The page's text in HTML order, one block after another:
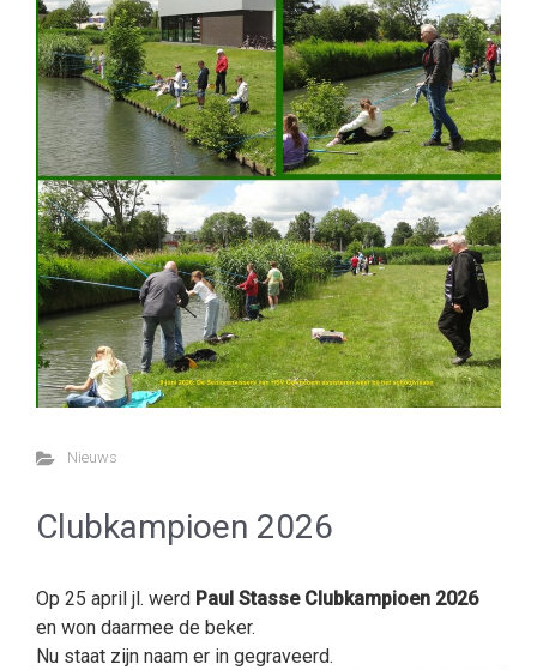
Nieuws
Clubkampioen 2026
Op 25 april jl. werd Paul Stasse Clubkampioen 2026
en won daarmee de beker.
Nu staat zijn naam er in gegraveerd.